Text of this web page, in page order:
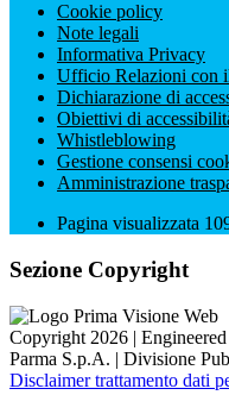
Cookie policy
Note legali
Informativa Privacy
Ufficio Relazioni con
Dichiarazione di
Obiettivi di
Whistleblowing
Gestione consensi
Amministrazione
Pagina visualizzata
Sezione Copyright
Copyright 2026 |
Parma S.p.A. | Divisione
Disclaimer trattamento dati